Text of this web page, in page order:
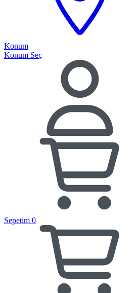
Konum
Konum Seç
Sepetim 0